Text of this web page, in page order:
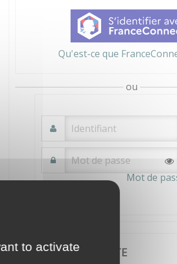
to activate
Qu'est-ce que
ou
Mot de
JE CRÉE MON COMPTE